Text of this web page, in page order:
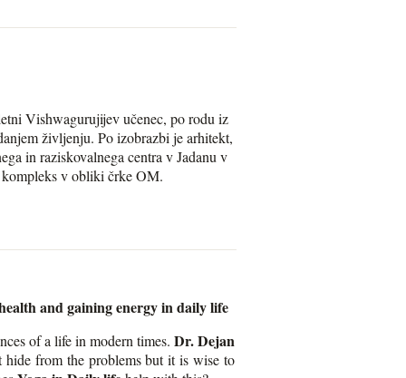
Vishwagurujijev učenec, po rodu iz
življenju. Po izobrazbi je arhitekt,
in raziskovalnega centra v Jadanu v
v obliki črke OM.
and gaining energy in daily life
of a life in modern times. Dr. Dejan
hide from the problems but it is wise to